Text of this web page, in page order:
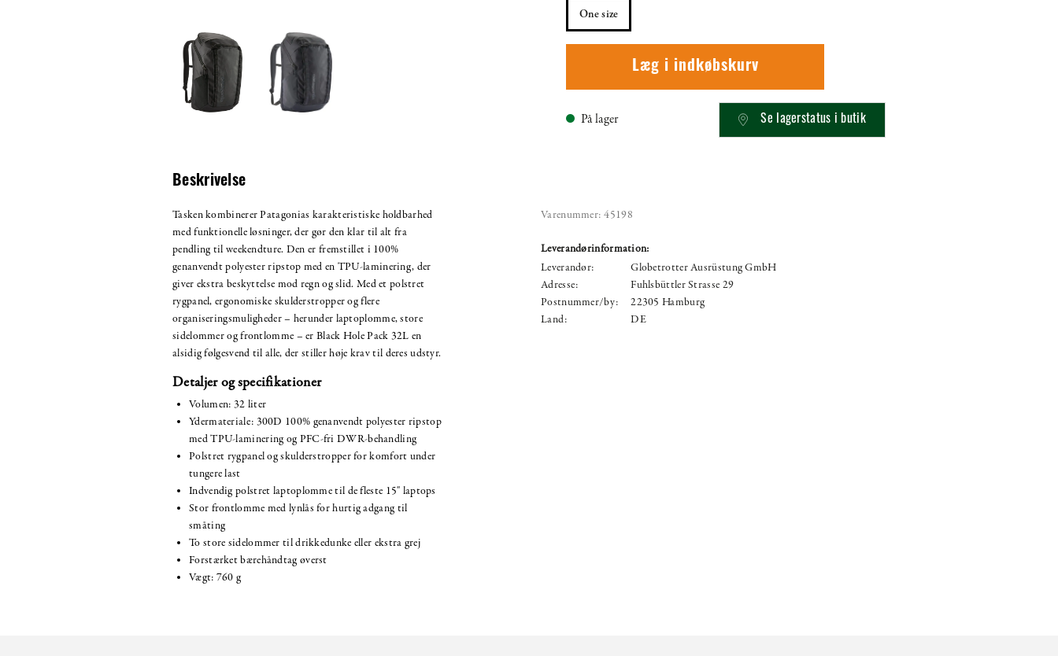
One size
Læg i indkøbskurv
På lager Se lagerstatus i butik
Beskrivelse
Tasken kombinerer Patagonias karakteristiske holdbarhed
med funktionelle løsninger, der gør den klar til alt fra
pendling til weekendture. Den er fremstillet i 100%
genanvendt polyester ripstop med en TPU-laminering, der
giver ekstra beskyttelse mod regn og slid. Med et polstret
rygpanel, ergonomiske skulderstropper og flere
organiseringsmuligheder – herunder laptoplomme, store
sidelommer og frontlomme – er Black Hole Pack 32L en
alsidig følgesvend til alle, der stiller høje krav til deres udstyr.
Detaljer og specifikationer
Volumen: 32 liter
Ydermateriale: 300D 100% genanvendt polyester ripstop
med TPU-laminering og PFC-fri DWR-behandling
Polstret rygpanel og skulderstropper for komfort under
tungere last
Indvendig polstret laptoplomme til de fleste 15" laptops
Stor frontlomme med lynlås for hurtig adgang til
småting
To store sidelommer til drikkedunke eller ekstra grej
Forstærket bærehåndtag øverst
Vægt: 760 g
Varenummer: 45198
Leverandørinformation:
Leverandør:
Globetrotter Ausrüstung GmbH
Adresse:
Fuhlsbüttler Strasse 29
Postnummer/by:
22305 Hamburg
Land:
DE